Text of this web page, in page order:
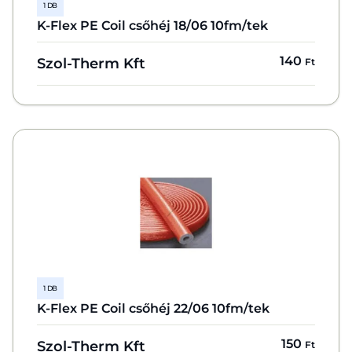
1 DB
K-Flex PE Coil csőhéj 18/06 10fm/tek
Szol-Therm Kft 140 Ft
1 DB
K-Flex PE Coil csőhéj 22/06 10fm/tek
Szol-Therm Kft 150 Ft